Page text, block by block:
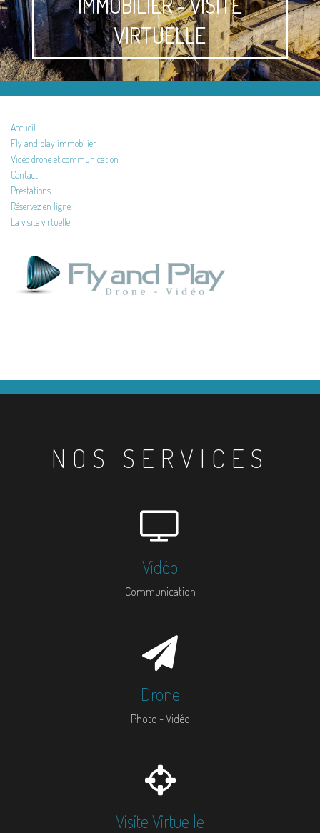
VIRTUELLE
Accueil
Fly and play immobilier
Vidéo drone et communication
Contact
Prestations
Réservez en ligne
La visite virtuelle
NOS SERVICES
Vidéo
Communication
Drone
Photo - Vidéo
Visite Virtuelle